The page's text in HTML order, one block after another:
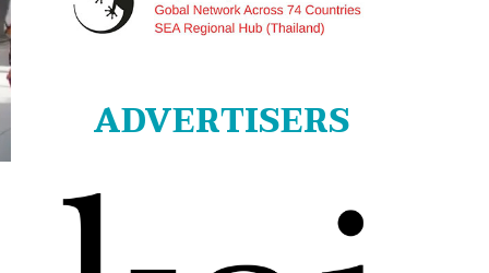
ADVERTISERS